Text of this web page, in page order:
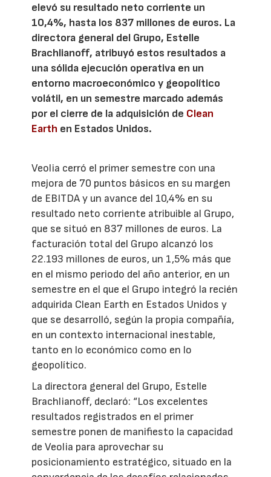
elevó su resultado neto corriente un
10,4%, hasta los 837 millones de euros. La
directora general del Grupo, Estelle
Brachlianoff, atribuyó estos resultados a
una sólida ejecución operativa en un
entorno macroeconómico y geopolítico
volátil, en un semestre marcado además
por el cierre de la adquisición de Clean
Earth en Estados Unidos.
Veolia cerró el primer semestre con una
mejora de 70 puntos básicos en su margen
de EBITDA y un avance del 10,4% en su
resultado neto corriente atribuible al Grupo,
que se situó en 837 millones de euros. La
facturación total del Grupo alcanzó los
22.193 millones de euros, un 1,5% más que
en el mismo periodo del año anterior, en un
semestre en el que el Grupo integró la recién
adquirida Clean Earth en Estados Unidos y
que se desarrolló, según la propia compañía,
en un contexto internacional inestable,
tanto en lo económico como en lo
geopolítico.
La directora general del Grupo, Estelle
Brachlianoff, declaró: “Los excelentes
resultados registrados en el primer
semestre ponen de manifiesto la capacidad
de Veolia para aprovechar su
posicionamiento estratégico, situado en la